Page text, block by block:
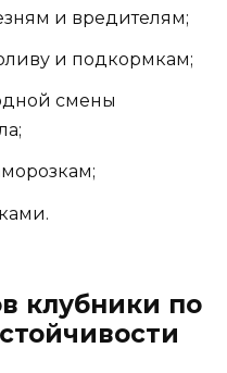
и вредителям;
и подкормкам;
смены
клубники по